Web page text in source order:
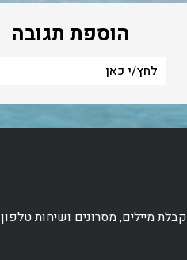
הוספת תגובה
לחץ/י כאן
מיילים, מסרונים ושיחות טלפון